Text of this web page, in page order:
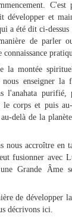
développer et
a été dit ci-
de parler
la montée
enseigner la
l'anahata purifié,
le corps et puis
delà de la
nous accroître en
fusionner avec
Grande Âme
de développer
décrivons ici.